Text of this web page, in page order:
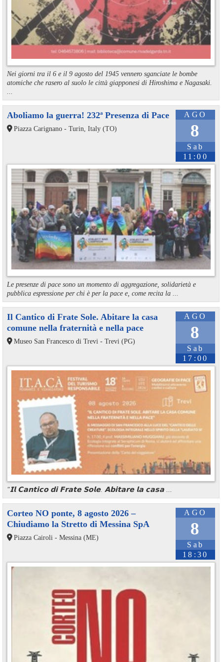
Nei giorni tra il 6 e il 9 agosto del 1945 vennero sganciate le bombe
atomiche che rasero al suolo le città giapponesi di Hiroshima e Nagasaki.
AGO
8
Sab
11:00
Aboliamo la guerra! 232ª Presenza di Pace
Piazza Carignano - Turin, Italy (TO)
Le presenze di pace sono un momento di aggregazione, solidarietà e
pubblica espressione per chi è per la pace e, come recita la ...
AGO
8
Sab
17:00
Il Cantico di Frate Sole. Abitare la casa
comune nella fraternità e nella pace
Museo San Francesco di Trevi - Trevi (PG)
"𝗜𝗹 𝗖𝗮𝗻𝘁𝗶𝗰𝗼 𝗱𝗶 𝗙𝗿𝗮𝘁𝗲 𝗦𝗼𝗹𝗲. 𝗔𝗯𝗶𝘁𝗮𝗿𝗲 𝗹𝗮 𝗰𝗮𝘀𝗮 ...
AGO
8
Sab
18:30
Corteo NO ponte, 8 agosto 2026 –
Chiudiamo la Stretto di Messina SpA
Piazza Cairoli - Messina (ME)